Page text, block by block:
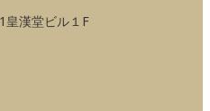
皇漢堂ビル１F